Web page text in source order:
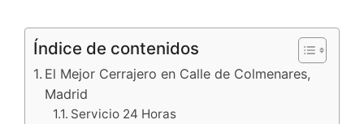
Índice de contenidos
El Mejor Cerrajero en Calle de Colmenares,
Madrid
Servicio 24 Horas